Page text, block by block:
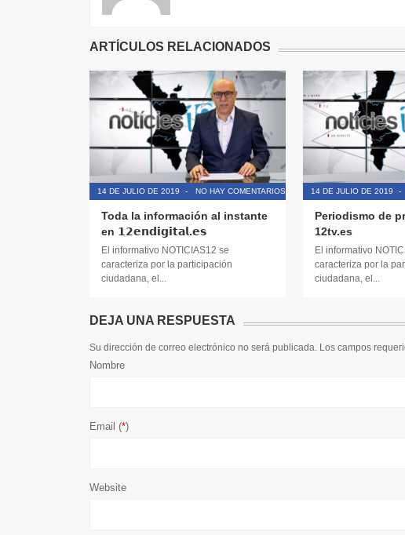
ARTÍCULOS RELACIONADOS
14 DE JULIO DE 2019 - NO HAY COMENTARIOS
Toda la información al instante
en 𝟭𝟮𝗲𝗻𝗱𝗶𝗴𝗶𝘁𝗮𝗹.𝗲𝘀
El informativo NOTICIAS12 se
caracteriza por la participación
ciudadana, el...
14 DE JULIO DE 2019 -
Periodismo de
12tv.es
El informativo
caracteriza por la
ciudadana, el...
DEJA UNA RESPUESTA
Su dirección de correo electrónico no será publicada. Los campos
Nombre
Email (*)
Website